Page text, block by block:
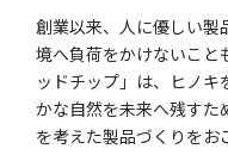
創業以来、人に優しい製
境へ負荷をかけないこと
ッドチップ」は、ヒノ
かな自然を未来へ残すた
を考えた製品づくりをお